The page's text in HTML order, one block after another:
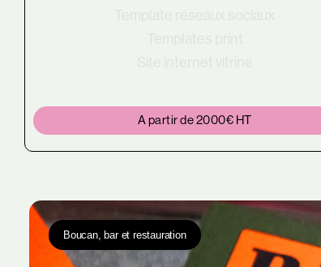
A partir de 2000€ HT
Boucan, bar et restauration